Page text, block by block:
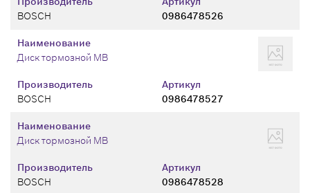
BOSCH
0986478526
Производитель
BOSCH
Артикул
0986478527
Наименование
Диск тормозной MB
Производитель
BOSCH
Артикул
0986478528
Наименование
Диск тормозной MB